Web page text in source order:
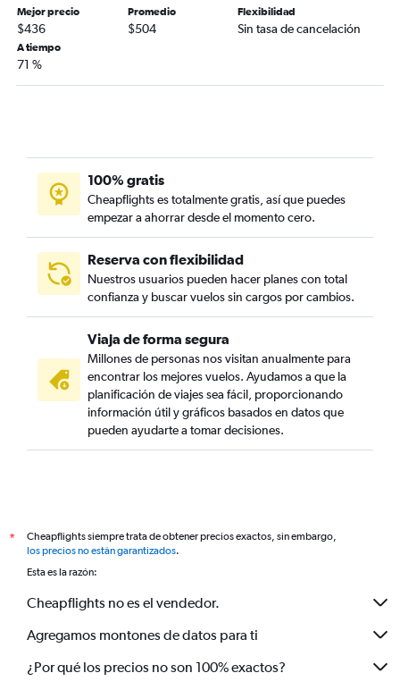
Mejor precio
$436
Promedio
$504
Flexibilidad
Sin tasa de cancelación
A tiempo
71 %
100% gratis
Cheapflights es totalmente gratis, así que puedes
empezar a ahorrar desde el momento cero.
Reserva con flexibilidad
Nuestros usuarios pueden hacer planes con total
confianza y buscar vuelos sin cargos por cambios.
Viaja de forma segura
Millones de personas nos visitan anualmente para
encontrar los mejores vuelos. Ayudamos a que la
planificación de viajes sea fácil, proporcionando
información útil y gráficos basados en datos que
pueden ayudarte a tomar decisiones.
*
Cheapflights siempre trata de obtener precios exactos, sin embargo,
los precios no están garantizados.
Esta es la razón:
Cheapflights no es el vendedor.
Agregamos montones de datos para ti
¿Por qué los precios no son 100% exactos?